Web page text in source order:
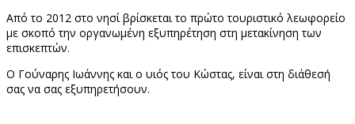
Από το 2012 στο νησί βρίσκεται το πρώτο τουριστικό λεωφορείο
με σκοπό την οργανωμένη εξυπηρέτηση στη μετακίνηση των
επισκεπτών.
Ο Γούναρης Ιωάννης και ο υιός του Κώστας, είναι στη διάθεσή
σας να σας εξυπηρετήσουν.